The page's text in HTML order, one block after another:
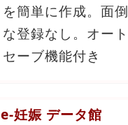
を簡単に作成。面倒
な登録なし。オート
セーブ機能付き
e-妊娠 データ館